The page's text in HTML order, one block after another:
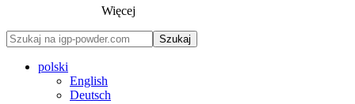
Więcej
Szukaj
polski
English
Deutsch